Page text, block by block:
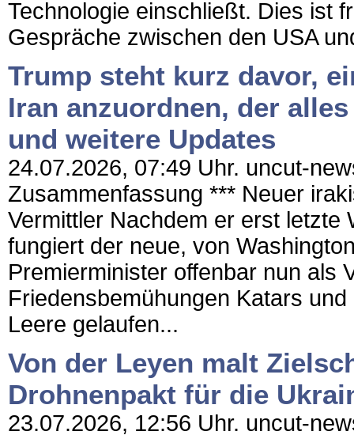
Technologie einschließt. Dies ist
Gespräche zwischen den USA
Trump steht kurz davor,
Iran anzuordnen, der
und weitere Updates
24.07.2026, 07:49 Uhr. uncut-
Zusammenfassung *** Neuer
Vermittler Nachdem er erst letzte
fungiert der neue, von
Premierminister offenbar nun als
Friedensbemühungen Katars
Leere gelaufen...
Von der Leyen malt
Drohnenpakt für die
23.07.2026, 12:56 Uhr. uncut-